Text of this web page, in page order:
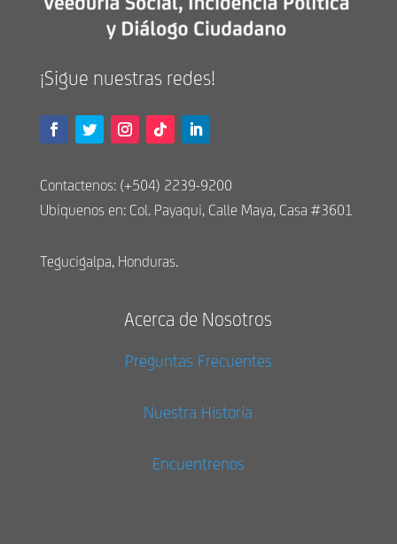
¡Sigue nuestras redes!
Contactenos: (+504) 2239-9200
Ubiquenos en: Col. Payaqui, Calle Maya, Casa #3601
Tegucigalpa, Honduras.
Acerca de Nosotros
Preguntas Frecuentes
Nuestra Historia
Encuentrenos